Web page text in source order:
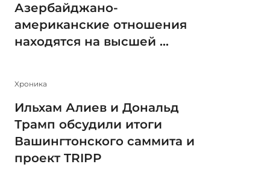
Азербайджано-
американские отношения
находятся на высшей ...
Xроника
Ильхам Алиев и Дональд
Трамп обсудили итоги
Вашингтонского саммита и
проект TRIPP